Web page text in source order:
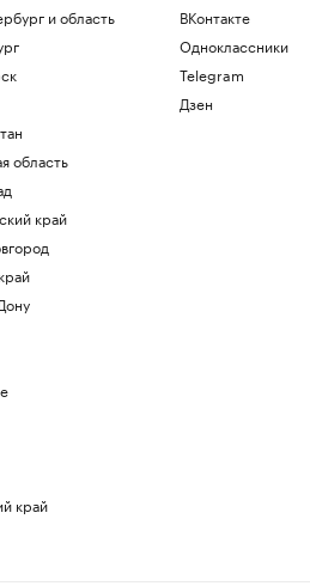
и область
область
край
край
ВКонтакте
Одноклассники
Telegram
Дзен